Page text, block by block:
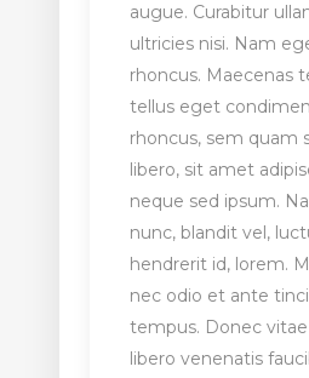
augue. Curabitur
ultricies nisi. Nam
rhoncus. Maecenas
tellus eget
rhoncus, sem quam
libero, sit amet
neque sed ipsum.
nunc, blandit vel,
hendrerit id, lorem.
nec odio et ante
tempus. Donec
libero venenatis